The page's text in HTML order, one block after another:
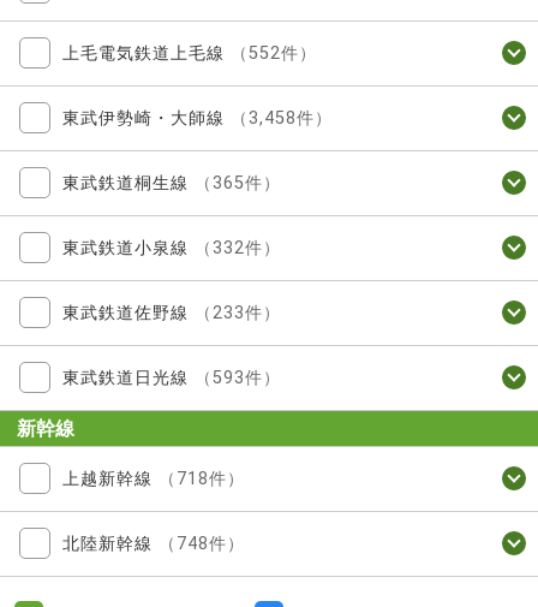
上毛電気鉄道上毛線 （552件）
東武伊勢崎・大師線 （3,458件）
東武鉄道桐生線 （365件）
東武鉄道小泉線 （332件）
東武鉄道佐野線 （233件）
東武鉄道日光線 （593件）
新幹線
上越新幹線 （718件）
北陸新幹線 （748件）